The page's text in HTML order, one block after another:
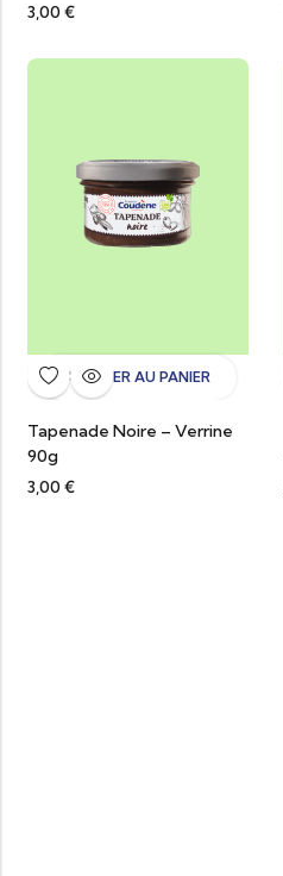
3,00 €
AJOUTER AU PANIER
Tapenade Noire – Verrine
90g
3,00 €